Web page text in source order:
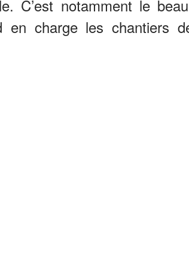
C’est notamment le
en charge les chantiers